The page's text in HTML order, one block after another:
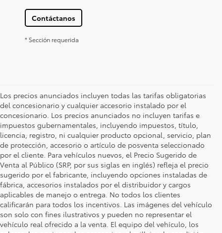
Contáctanos
* Sección requerida
Los precios anunciados incluyen todas las tarifas obligatorias
del concesionario y cualquier accesorio instalado por el
concesionario. Los precios anunciados no incluyen tarifas e
impuestos gubernamentales, incluyendo impuestos, título,
licencia, registro, ni cualquier producto opcional, servicio, plan
de protección, accesorio o artículo de posventa seleccionado
por el cliente. Para vehículos nuevos, el Precio Sugerido de
Venta al Público (SRP, por sus siglas en inglés) refleja el precio
sugerido por el fabricante, incluyendo opciones instaladas de
fábrica, accesorios instalados por el distribuidor y cargos
aplicables de manejo o entrega. No todos los clientes
calificarán para todos los incentivos. Las imágenes del vehículo
son solo con fines ilustrativos y pueden no representar el
vehículo real ofrecido a la venta. El equipo del vehículo, los